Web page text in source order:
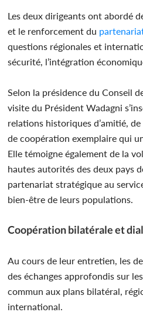
Les deux dirigeants ont abordé
et le renforcement du
questions régionales et
sécurité, l’intégration
Selon la présidence du Conseil
visite du Président Wadagni
relations historiques d’amitié,
de coopération exemplaire qui
Elle témoigne également de la
hautes autorités des deux pays
partenariat stratégique au
bien-être de leurs populations.
Coopération bilatérale et
Au cours de leur entretien, les
des échanges approfondis sur
commun aux plans bilatéral,
international.